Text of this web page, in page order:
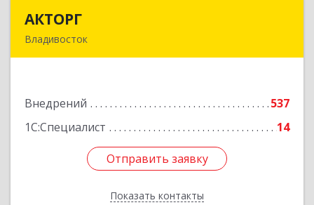
АКТОРГ
Владивосток
Внедрений
537
1С:Специалист
14
Отправить заявку
Показать контакты
Подробнее
Отправить заявку
Назад